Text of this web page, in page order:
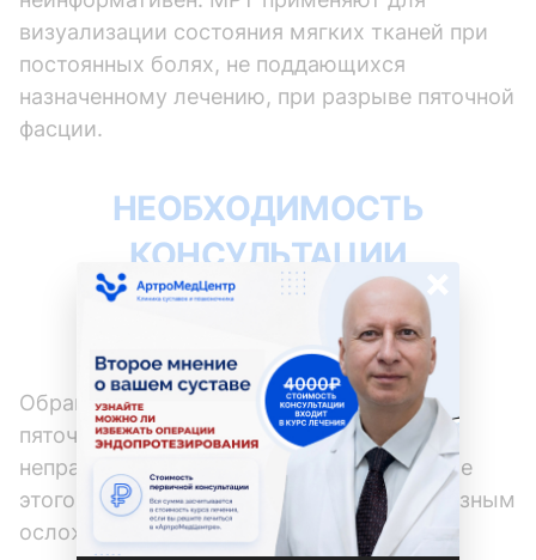
визуализации состояния мягких тканей при
постоянных болях, не поддающихся
назначенному лечению, при разрыве пяточной
фасции.
НЕОБХОДИМОСТЬ
КОНСУЛЬТАЦИИ
ПРИ ПОДОЗРЕНИИ
НА ПЯТОЧНУЮ ШПОРУ
Обращение к врачу при подозрении на
пяточную шпору очень важно, так как
неправильное лечение или игнорирование
этого состояния может привести к серьезным
осложнениям, которые включают в себя: